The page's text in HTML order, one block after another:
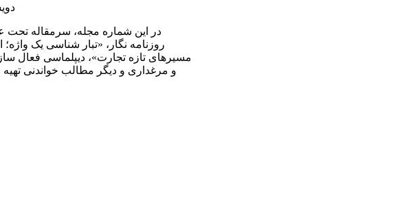
در این شماره مجله، سرمقاله تحت
روزنامه نگار، «تبار شناسی یک
مسیرهای تازه تجارت»، دیپلماسی فعال
و مرغداری و دیگر مطالب خواندنی